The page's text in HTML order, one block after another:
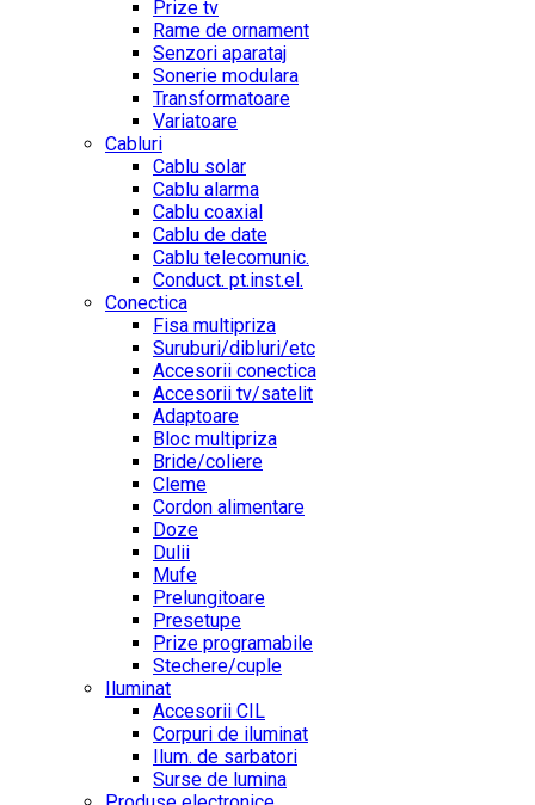
Prize tv
Rame de ornament
Senzori aparataj
Sonerie modulara
Transformatoare
Variatoare
Cabluri
Cablu solar
Cablu alarma
Cablu coaxial
Cablu de date
Cablu telecomunic.
Conduct. pt.inst.el.
Conectica
Fisa multipriza
Suruburi/dibluri/etc
Accesorii conectica
Accesorii tv/satelit
Adaptoare
Bloc multipriza
Bride/coliere
Cleme
Cordon alimentare
Doze
Dulii
Mufe
Prelungitoare
Presetupe
Prize programabile
Stechere/cuple
Iluminat
Accesorii CIL
Corpuri de iluminat
Ilum. de sarbatori
Surse de lumina